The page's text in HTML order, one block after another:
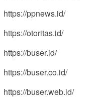
https://ppnews.id/
https://otoritas.id/
https://buser.id/
https://buser.co.id/
https://buser.web.id/